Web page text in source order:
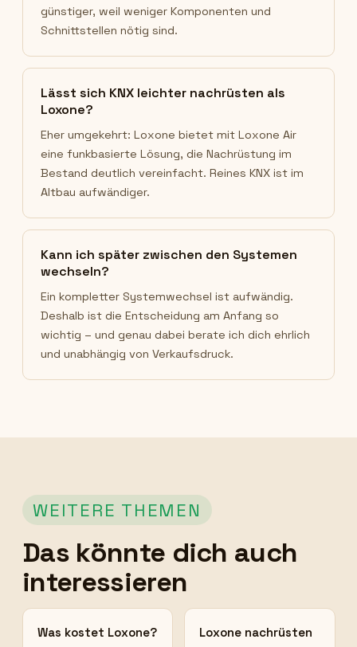
günstiger, weil weniger Komponenten und
Schnittstellen nötig sind.
Lässt sich KNX leichter nachrüsten als
Loxone?
Eher umgekehrt: Loxone bietet mit Loxone Air
eine funkbasierte Lösung, die Nachrüstung im
Bestand deutlich vereinfacht. Reines KNX ist im
Altbau aufwändiger.
Kann ich später zwischen den Systemen
wechseln?
Ein kompletter Systemwechsel ist aufwändig.
Deshalb ist die Entscheidung am Anfang so
wichtig – und genau dabei berate ich dich ehrlich
und unabhängig von Verkaufsdruck.
WEITERE THEMEN
Das könnte dich auch
interessieren
Was kostet Loxone? Loxone nachrüsten